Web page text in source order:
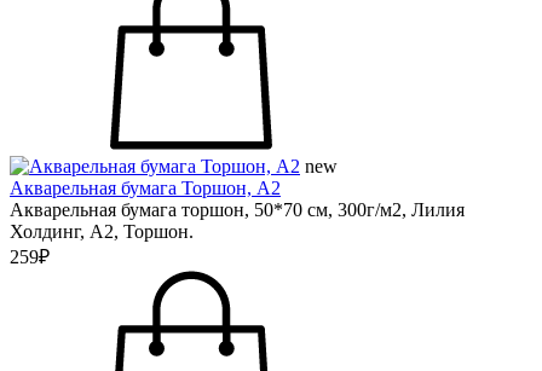
new
Акварельная бумага Торшон, А2
Акварельная бумага торшон, 50*70 см, 300г/м2, Лилия
Холдинг, А2, Торшон.
259₽